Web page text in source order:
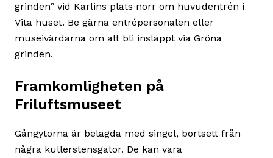
grinden” vid Karlins plats norr om huvudentrén i
Vita huset. Be gärna entrépersonalen eller
museivärdarna om att bli insläppt via Gröna
grinden.
Framkomligheten på
Friluftsmuseet
Gångytorna är belagda med singel, bortsett från
några kullerstensgator. De kan vara